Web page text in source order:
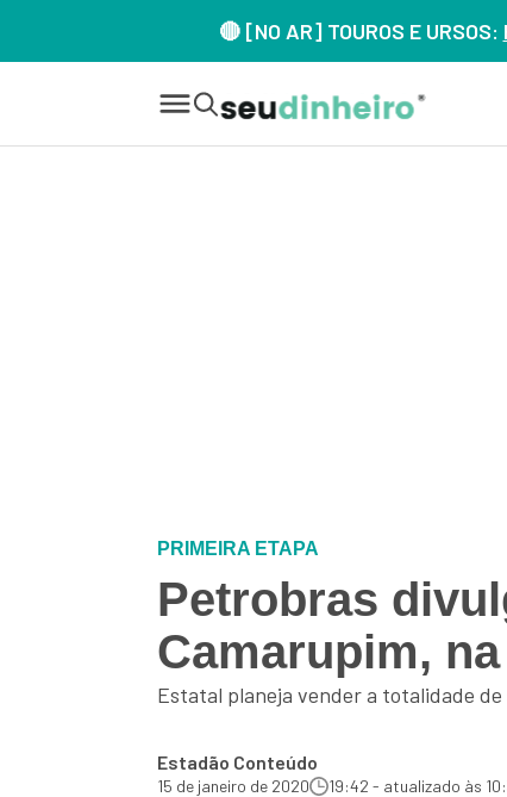
🔴 [NO AR] TOUROS E URSOS:
PRIMEIRA ETAPA
Petrobras
Camarupim,
Estatal planeja vender a totalidade
Estadão Conteúdo
15 de janeiro de 2020 19:42 - atualizado às